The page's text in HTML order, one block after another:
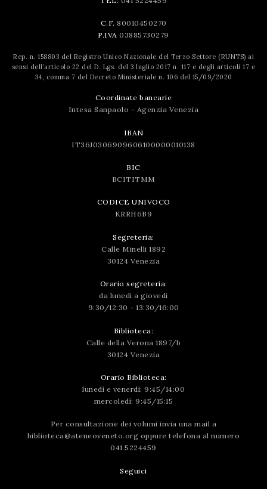
C.F. 80010450270
P.IVA 03885730279
Rep. n. 158803 del Registro Unico Nazionale del Terzo Settore (RUNTS) ai
sensi dell’articolo 22 del D. Lgs. del 3 luglio 2017 n. 117 e degli articoli 17 e
34, comma 7 del Decreto Ministeriale n. 106 del 15/09/2020
Coordinate bancarie
Intesa Sanpaolo - Agenzia Venezia
IBAN
IT36J0306909606100000010138
BIC
BCITITMM
CODICE UNIVOCO
KRRH6B9
Segreteria:
Calle Minelli 1892
30124 Venezia
Orario segreteria:
da lunedì a giovedì
9:30/12:30 - 13:30/16:00
Biblioteca:
Calle della Verona 1897/b
30124 Venezia
Orario Biblioteca:
lunedì e venerdì: 9:45/14:00
mercoledì: 9:45/15:15
Per consultazione dei volumi invia una mail a
biblioteca@ateneoveneto.org oppure telefona al numero
041 5224459
Seguici